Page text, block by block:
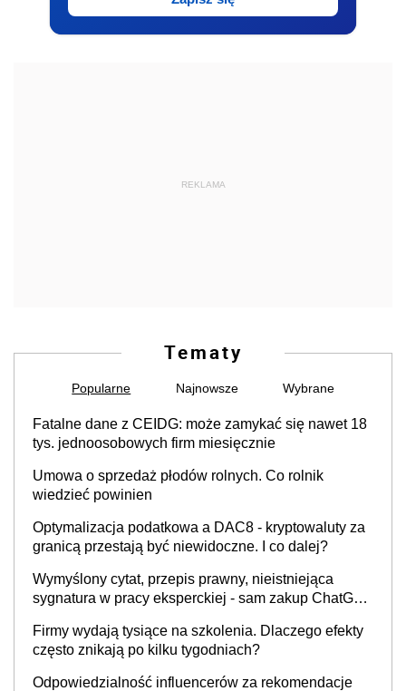
REKLAMA
Tematy
Popularne Najnowsze Wybrane
Fatalne dane z CEIDG: może zamykać się nawet 18
tys. jednoosobowych firm miesięcznie
Umowa o sprzedaż płodów rolnych. Co rolnik
wiedzieć powinien
Optymalizacja podatkowa a DAC8 - kryptowaluty za
granicą przestają być niewidoczne. I co dalej?
Wymyślony cytat, przepis prawny, nieistniejąca
sygnatura w pracy eksperckiej - sam zakup ChatGPT
Firmy wydają tysiące na szkolenia. Dlaczego efekty
często znikają po kilku tygodniach?
Odpowiedzialność influencerów za rekomendacje